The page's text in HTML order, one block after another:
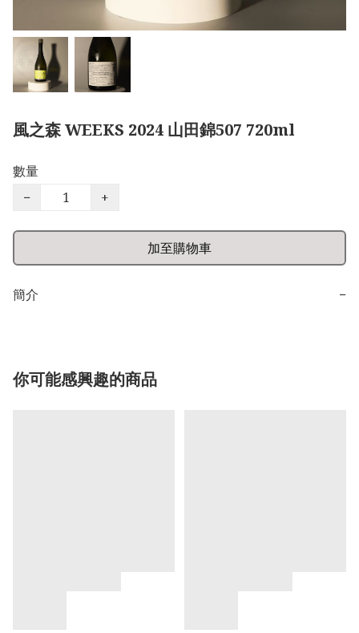
風之森 WEEKS 2024 山田錦507 720ml
數量
−
+
加至購物車
簡介 −
你可能感興趣的商品